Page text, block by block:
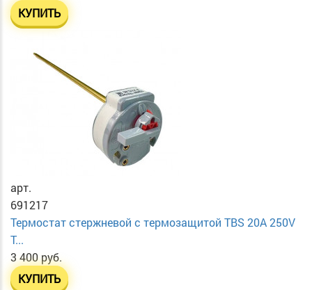
КУПИТЬ
арт.
691217
Термостат стержневой с термозащитой TBS 20A 250V
T...
3 400 руб.
КУПИТЬ